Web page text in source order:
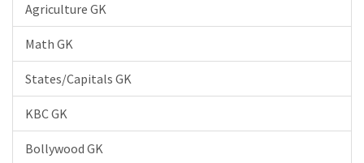
Agriculture GK
Math GK
States/Capitals GK
KBC GK
Bollywood GK